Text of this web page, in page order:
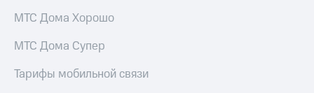
МТС Дома Хорошо
МТС Дома Супер
Тарифы мобильной связи